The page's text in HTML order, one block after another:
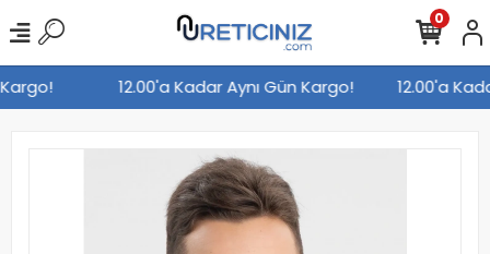
12.00'a Kadar Aynı Gün Kargo! 12.00'a
0